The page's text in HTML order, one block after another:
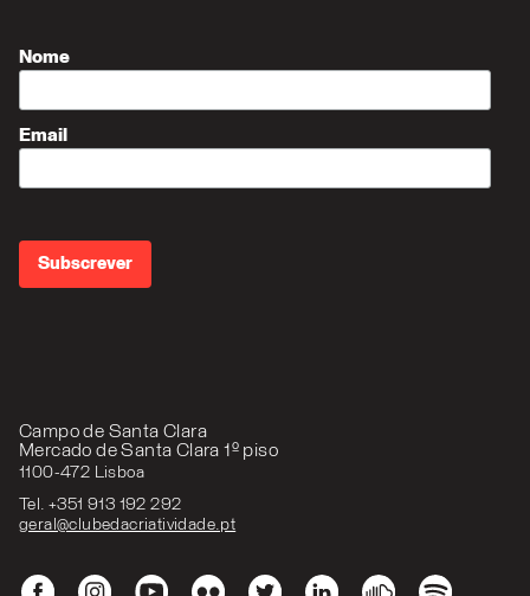
Campo de Santa Clara
Mercado de Santa Clara 1º piso
1100-472 Lisboa
Tel. +351 913 192 292
geral@clubedacriatividade.pt
Nome
Email